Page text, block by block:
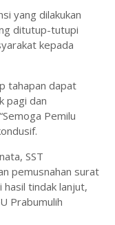
yang dilakukan
ditutup-tutupi
kepada
tahapan dapat
pagi dan
Pemilu
SST
pemusnahan surat
hasil tindak lanjut,
Prabumulih